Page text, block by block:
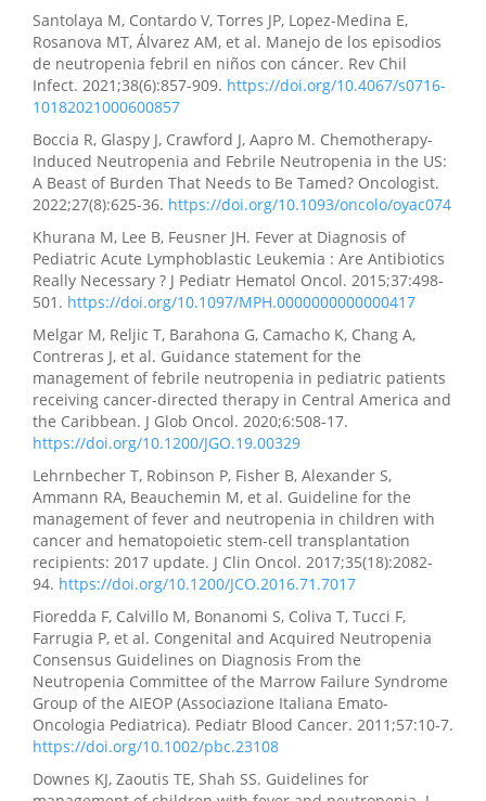
Santolaya M, Contardo V, Torres JP, Lopez-Medina E,
Rosanova MT, Álvarez AM, et al. Manejo de los episodios
de neutropenia febril en niños con cáncer. Rev Chil
Infect. 2021;38(6):857-909. https://doi.org/10.4067/s0716-
10182021000600857
Boccia R, Glaspy J, Crawford J, Aapro M. Chemotherapy-
Induced Neutropenia and Febrile Neutropenia in the US:
A Beast of Burden That Needs to Be Tamed? Oncologist.
2022;27(8):625-36. https://doi.org/10.1093/oncolo/oyac074
Khurana M, Lee B, Feusner JH. Fever at Diagnosis of
Pediatric Acute Lymphoblastic Leukemia : Are Antibiotics
Really Necessary ? J Pediatr Hematol Oncol. 2015;37:498-
501. https://doi.org/10.1097/MPH.0000000000000417
Melgar M, Reljic T, Barahona G, Camacho K, Chang A,
Contreras J, et al. Guidance statement for the
management of febrile neutropenia in pediatric patients
receiving cancer-directed therapy in Central America and
the Caribbean. J Glob Oncol. 2020;6:508-17.
https://doi.org/10.1200/JGO.19.00329
Lehrnbecher T, Robinson P, Fisher B, Alexander S,
Ammann RA, Beauchemin M, et al. Guideline for the
management of fever and neutropenia in children with
cancer and hematopoietic stem-cell transplantation
recipients: 2017 update. J Clin Oncol. 2017;35(18):2082-
94. https://doi.org/10.1200/JCO.2016.71.7017
Fioredda F, Calvillo M, Bonanomi S, Coliva T, Tucci F,
Farrugia P, et al. Congenital and Acquired Neutropenia
Consensus Guidelines on Diagnosis From the
Neutropenia Committee of the Marrow Failure Syndrome
Group of the AIEOP (Associazione Italiana Emato-
Oncologia Pediatrica). Pediatr Blood Cancer. 2011;57:10-7.
https://doi.org/10.1002/pbc.23108
Downes KJ, Zaoutis TE, Shah SS. Guidelines for